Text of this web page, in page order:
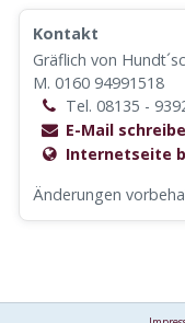
Kontakt
Gräflich von
M. 0160 94991518
Tel. 08135 -
E-Mail
Internetseite
Änderungen